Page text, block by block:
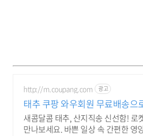
http://m.coupang.com 광고
태추 쿠팡 와우회원 무료배송으
새콤달콤 태추, 산지직송 신선함! 로
만나보세요. 바쁜 일상 속 간편한 영